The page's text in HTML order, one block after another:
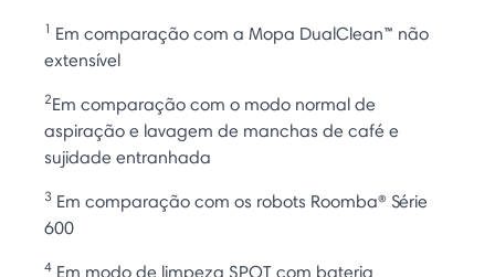
1 Em comparação com a Mopa DualClean™ não
extensível
2Em comparação com o modo normal de
aspiração e lavagem de manchas de café e
sujidade entranhada
3 Em comparação com os robots Roomba® Série
600
4 Em modo de limpeza SPOT com bateria